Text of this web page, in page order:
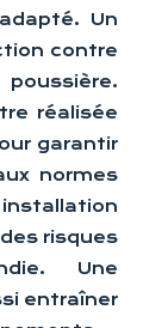
Un
contre
réalisée
garantir
normes
risques
Une
entraîner